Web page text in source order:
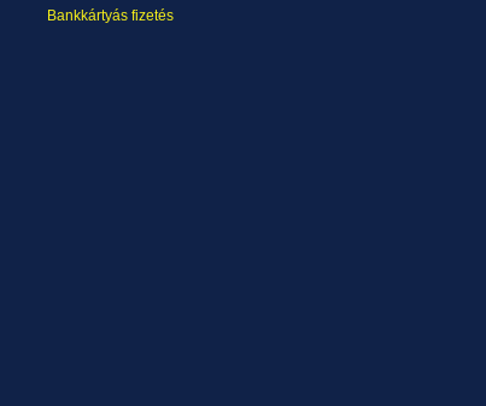
Bankkártyás fizetés